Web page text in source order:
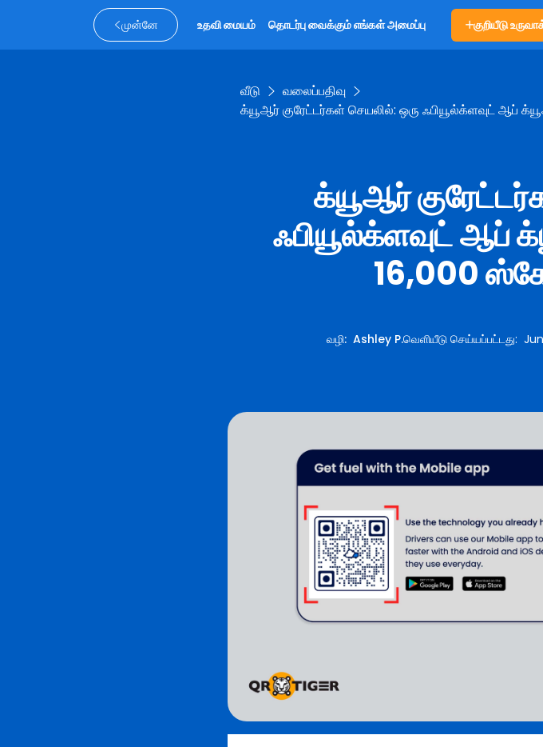
முன்னே உதவி மையம் தொடர்பு வைக்கும் எங்கள் அமைப்பு குறியீடு
வீடு
வலைப்பதிவு
க்யூஆர் குரேட்டர்கள் செயலில்: ஒரு ஃபியூல்க்ளவுட் ஆப்
க்யூஆர்
ஃபியூல்க்ளவுட் ஆப்
16,000
வழி:Ashley P.வெளியீடு செய்யப்பட்டது: